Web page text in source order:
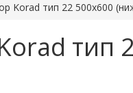
Korad тип 22 500х600
тип